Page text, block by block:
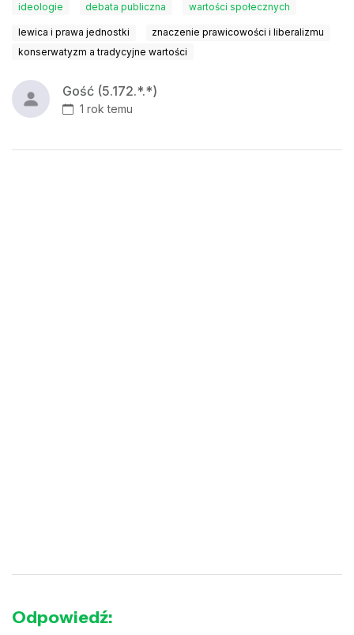
ideologie debata publiczna wartości społecznych
lewica i prawa jednostki
znaczenie prawicowości i liberalizmu
konserwatyzm a tradycyjne wartości
Gość (5.172.*.*)
1 rok temu
Odpowiedź: